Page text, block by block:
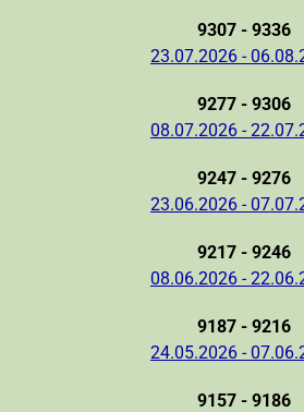
9307 - 9336
23.07.2026 -
9277 - 9306
08.07.2026 -
9247 - 9276
23.06.2026 -
9217 - 9246
08.06.2026 -
9187 - 9216
24.05.2026 -
9157 - 9186